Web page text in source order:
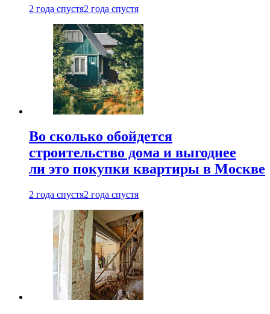
2 года спустя2 года спустя
Во сколько обойдется
строительство дома и выгоднее
ли это покупки квартиры в Москве
2 года спустя2 года спустя